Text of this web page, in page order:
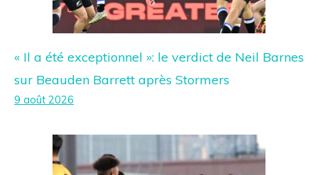
« Il a été exceptionnel »: le verdict de Neil Barnes
sur Beauden Barrett après Stormers
9 août 2026